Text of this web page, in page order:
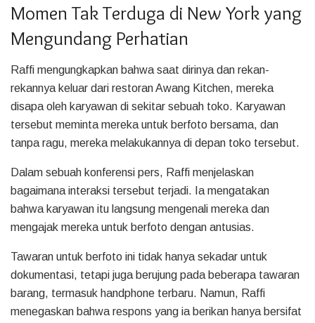
Momen Tak Terduga di New York yang
Mengundang Perhatian
Raffi mengungkapkan bahwa saat dirinya dan rekan-
rekannya keluar dari restoran Awang Kitchen, mereka
disapa oleh karyawan di sekitar sebuah toko. Karyawan
tersebut meminta mereka untuk berfoto bersama, dan
tanpa ragu, mereka melakukannya di depan toko tersebut.
Dalam sebuah konferensi pers, Raffi menjelaskan
bagaimana interaksi tersebut terjadi. Ia mengatakan
bahwa karyawan itu langsung mengenali mereka dan
mengajak mereka untuk berfoto dengan antusias.
Tawaran untuk berfoto ini tidak hanya sekadar untuk
dokumentasi, tetapi juga berujung pada beberapa tawaran
barang, termasuk handphone terbaru. Namun, Raffi
menegaskan bahwa respons yang ia berikan hanya bersifat